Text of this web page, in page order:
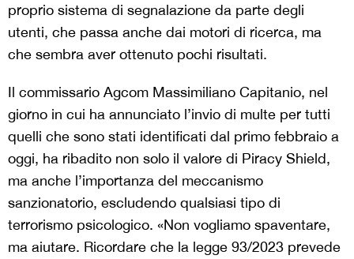
proprio sistema di segnalazione da parte degli
utenti, che passa anche dai motori di ricerca, ma
che sembra aver ottenuto pochi risultati.
Il commissario Agcom Massimiliano Capitanio, nel
giorno in cui ha annunciato l’invio di multe per tutti
quelli che sono stati identificati dal primo febbraio a
oggi, ha ribadito non solo il valore di Piracy Shield,
ma anche l’importanza del meccanismo
sanzionatorio, escludendo qualsiasi tipo di
terrorismo psicologico. «Non vogliamo spaventare,
ma aiutare. Ricordare che la legge 93/2023 prevede